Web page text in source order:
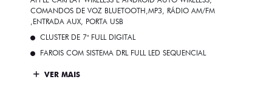
COMANDOS DE VOZ BLUETOOTH,MP3, RÁDIO AM/FM
,ENTRADA AUX, PORTA USB
CLUSTER DE 7" FULL DIGITAL
FAROIS COM SISTEMA DRL FULL LED SEQUENCIAL
VER MAIS